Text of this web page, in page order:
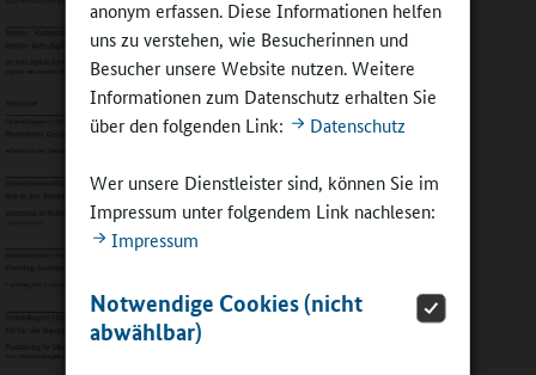
anonym erfassen. Diese Informationen helfen
uns zu verstehen, wie Besucherinnen und
Besucher unsere Website nutzen. Weitere
Informationen zum Datenschutz erhalten Sie
über den folgenden Link:
Datenschutz
Wer unsere Dienstleister sind, können Sie im
Impressum unter folgendem Link nachlesen:
Impressum
Notwendige Cookies (nicht
abwählbar)